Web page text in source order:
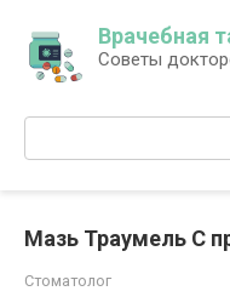
контенту
Врачебная
Советы
Поиск:
Мазь Траумель С
Стоматолог